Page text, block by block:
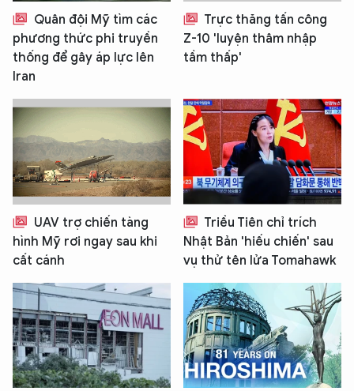
Quân đội Mỹ tìm các
phương thức phi truyền
thống để gây áp lực lên
Iran
Trực thăng tấn công
Z-10 'luyện thâm nhập
tầm thấp'
UAV trợ chiến tàng
hình Mỹ rơi ngay sau khi
cất cánh
Triều Tiên chỉ trích
Nhật Bản 'hiếu chiến' sau
vụ thử tên lửa Tomahawk